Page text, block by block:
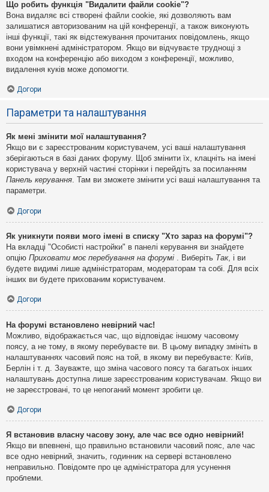
Що робить функція "Видалити файли cookie"?
Вона видаляє всі створені файли cookie, які дозволяють вам
залишатися авторизованим на цій конференції, а також виконують
інші функції, такі як відстежування прочитаних повідомлень, якщо
вони увімкнені адміністратором. Якщо ви відчуваєте труднощі з
входом на конференцію або виходом з конференції, можливо,
видалення куків може допомогти.
Догори
Параметри та налаштування
Як мені змінити мої налаштування?
Якщо ви є зареєстрованим користувачем, усі ваші налаштування
зберігаються в базі даних форуму. Щоб змінити їх, клацніть на імені
користувача у верхній частині сторінки і перейдіть за посиланням
Панель керування . Там ви зможете змінити усі ваші налаштування та
параметри.
Догори
Як уникнути появи мого імені в списку "Хто зараз на форумі"?
На вкладці "Особисті настройки" в панелі керування ви знайдете
опцію Приховати моє перебування на форумі . Виберіть Так, і ви
будете видимі лише адміністраторам, модераторам та собі. Для всіх
інших ви будете прихованим користувачем.
Догори
На форумі встановлено невірний час!
Можливо, відображається час, що відповідає іншому часовому
поясу, а не тому, в якому перебуваєте ви. В цьому випадку змініть в
налаштуваннях часовий пояс на той, в якому ви перебуваєте: Київ,
Берлін і т. д. Зауважте, що зміна часового поясу та багатьох інших
налаштувань доступна лише зареєстрованим користувачам. Якщо ви
не зареєстровані, то це непоганий момент зробити це.
Догори
Я встановив власну часову зону, але час все одно невірний!
Якщо ви впевнені, що правильно встановили часовий пояс, але час
все одно невірний, значить, годинник на сервері встановлено
неправильно. Повідомте про це адміністратора для усунення
проблеми.